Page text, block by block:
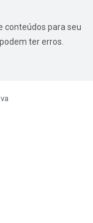
conteúdos para seu
ter erros.